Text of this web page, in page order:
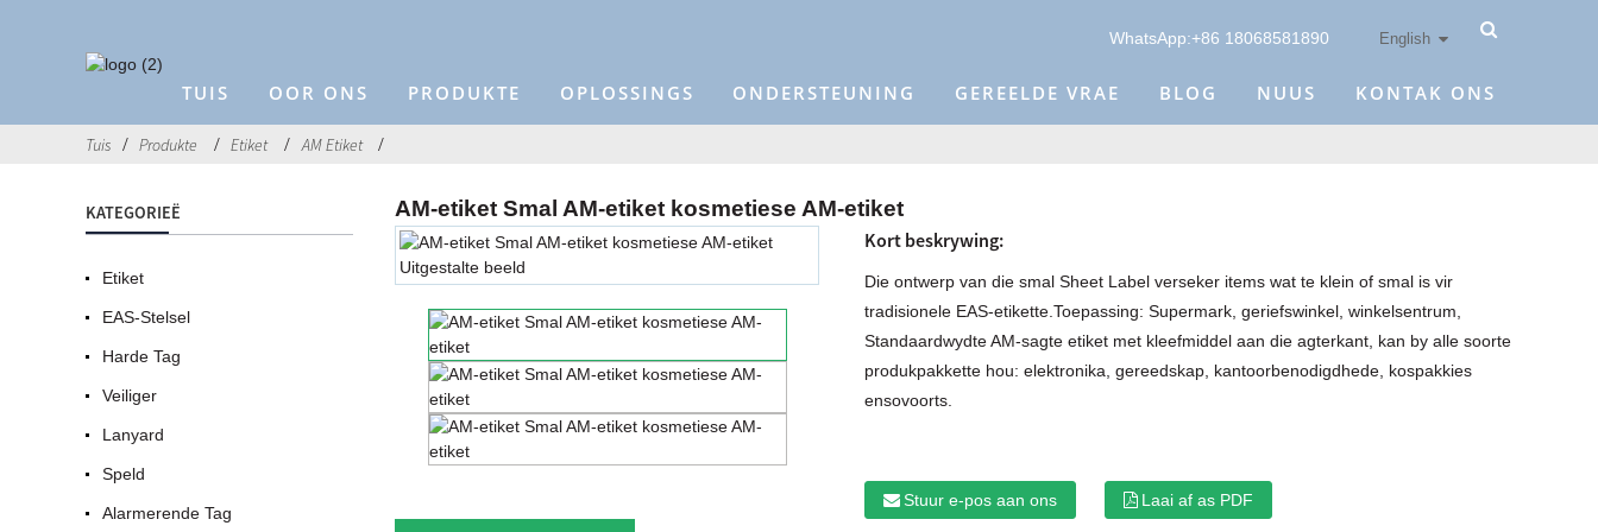
WhatsApp:+86 18068581890 English
TUIS OOR ONS PRODUKTE OPLOSSINGS ONDERSTEUNING GEREELDE VRAE BLOG NUUS KONTAK ONS
Tuis Produkte Etiket AM Etiket
KATEGORIEË
Etiket
EAS-Stelsel
Harde Tag
Veiliger
Lanyard
Speld
Alarmerende Tag
AM-etiket Smal AM-etiket kosmetiese AM-etiket
Kort beskrywing:
Die ontwerp van die smal Sheet Label verseker items wat te klein of smal is vir
tradisionele EAS-etikette.Toepassing: Supermark, geriefswinkel, winkelsentrum,
Standaardwydte AM-sagte etiket met kleefmiddel aan die agterkant, kan by alle soorte
produkpakkette hou: elektronika, gereedskap, kantoorbenodigdhede, kospakkies
ensovoorts.
Stuur e-pos aan ons Laai af as PDF